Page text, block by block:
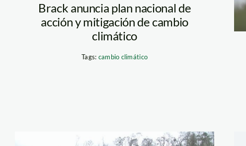
Brack anuncia plan nacional de
acción y mitigación de cambio
climático
Tags: cambio climático